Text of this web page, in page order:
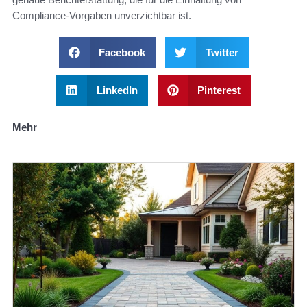
Compliance-Vorgaben unverzichtbar ist.
Facebook Twitter
LinkedIn Pinterest
Mehr